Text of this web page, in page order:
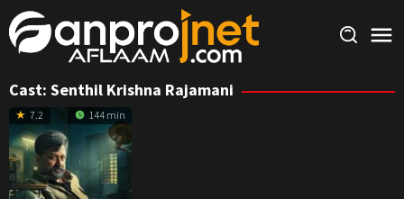
Skip
to
content
Cast: Senthil Krishna Rajamani
7.2 144 min